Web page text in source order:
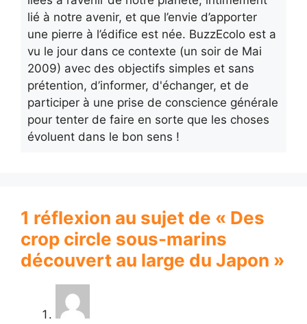
lié à notre avenir, et que l’envie d’apporter
une pierre à l’édifice est née. BuzzEcolo est a
vu le jour dans ce contexte (un soir de Mai
2009) avec des objectifs simples et sans
prétention, d’informer, d'échanger, et de
participer à une prise de conscience générale
pour tenter de faire en sorte que les choses
évoluent dans le bon sens !
1 réflexion au sujet de « Des
crop circle sous-marins
découvert au large du Japon »